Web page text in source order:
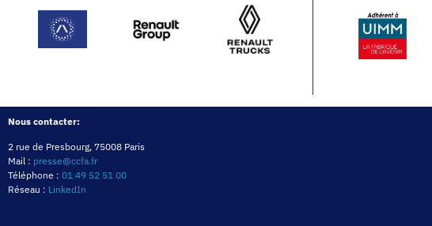
Nous contacter:
2 rue de Presbourg, 75008 Paris
Mail : presse@ccfa.fr
Téléphone : 01 49 52 51 00
Réseau : LinkedIn